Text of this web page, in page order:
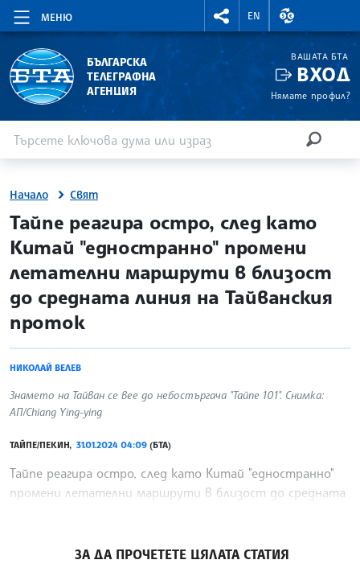
МЕНЮ
RIGHTMENU.SOCIAL
EN
ВАЛУТНИ
БЪЛГАРСКА
ТЕЛЕГРАФНА
АГЕНЦИЯ
ВАШАТА БТА
ВХОД
Нямате профил?
Начало Свят
site.bta
Тайпе реагира остро, след като
Китай "едностранно" промени
летателни маршрути в близост
до средната линия на Тайванския
проток
НИКОЛАЙ ВЕЛЕВ
Знамето на Тайван се вее до небостъргача "Тайпе 101". Снимка:
АП/Chiang Ying-ying
ТАЙПЕ/ПЕКИН, 31.01.2024 04:09 (БТА)
Тайпе реагира остро, след като Китай "едностранно"
промени летателни маршрути в близост до средната
ЗА ДА ПРОЧЕТЕТЕ ЦЯЛАТА СТАТИЯ